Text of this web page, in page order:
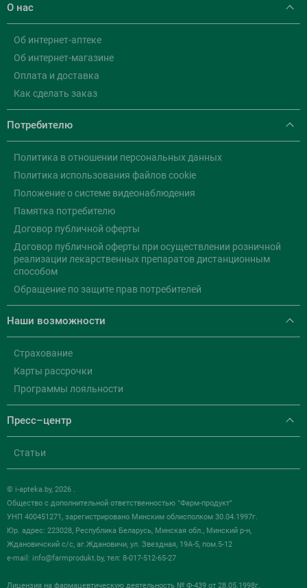
О нас
Об интернет-аптеке
Об интернет-магазине
Оплата и доставка
Как сделать заказ
Потребителю
Политика в отношении персональных данных
Политика использования файлов cookie
Положение о системе видеонаблюдения
Памятка потребителю
Договор публичной оферты
Договор публичной оферты при осуществлении розничной
реализации лекарственных препаратов дистанционным
способом
Обращение по защите прав потребителей
Наши возможности
Страхование
Карты рассрочки
Программы лояльности
Пресс–центр
Статьи
© i-apteka.by, 2026 .
Общество с дополнительной ответственностью "Фарм-продукт"
УНП 400451271, зарегистрировано Минским облисполком 30.04.1997г.
Юр. адрес: 223028, Республика Беларусь, Минская обл., Минский р-н,
Ждановичский с/с, аг.Ждановичи, ул. Звездная, 19А-5, пом.5-12
e-mail: info@farmprodukt.by, тел: 8-017-512-65-27
Лицензия на фармацевтическую деятельность № Ф-439 от 28.05.1998г.